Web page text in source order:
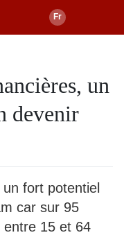
un
devenir
fort potentiel
car sur 95
entre 15 et 64